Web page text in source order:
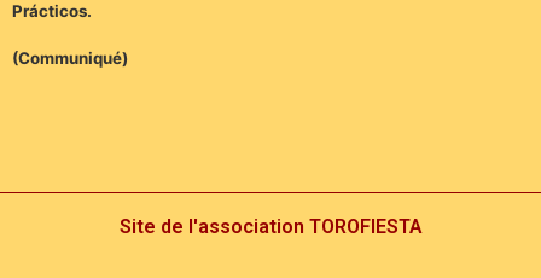
Prácticos.
(Communiqué)
Site de l'association TOROFIESTA